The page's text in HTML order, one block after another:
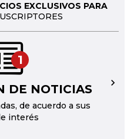
EXCLUSIVOS PARA
1
DE NOTICIAS
de acuerdo a sus
interés
→